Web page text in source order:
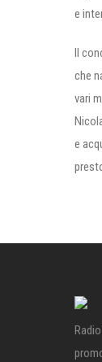
e
Il
che
vari
e
Radio